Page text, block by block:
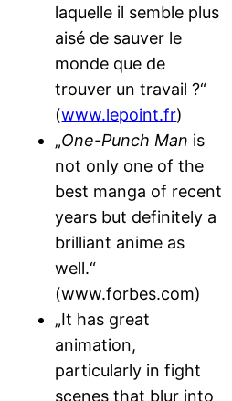
laquelle il semble plus
aisé de sauver le
monde que de
trouver un travail ?“
(www.lepoint.fr)
„One-Punch Man is
not only one of the
best manga of recent
years but definitely a
brilliant anime as
well.“
(www.forbes.com)
„It has great
animation,
particularly in fight
scenes that blur into